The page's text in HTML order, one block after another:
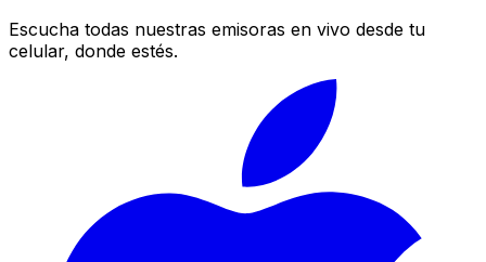
Escucha todas nuestras emisoras en vivo desde tu
celular, donde estés.